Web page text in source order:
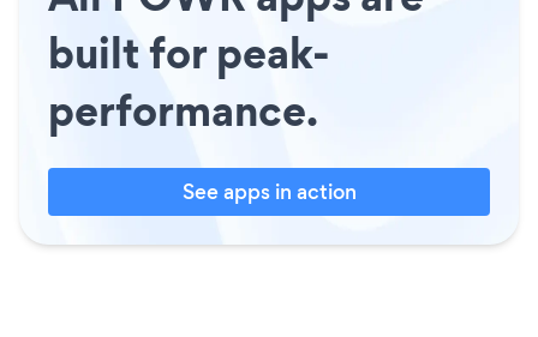
built for peak-
performance.
See apps in action